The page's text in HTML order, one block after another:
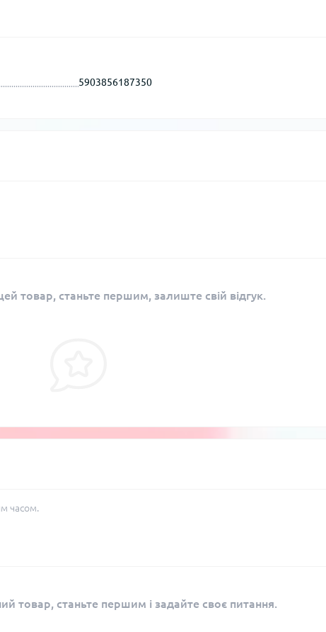
5903856187350
товар, станьте першим, залиште свій відгук.
часом.
товар, станьте першим і задайте своє питання.